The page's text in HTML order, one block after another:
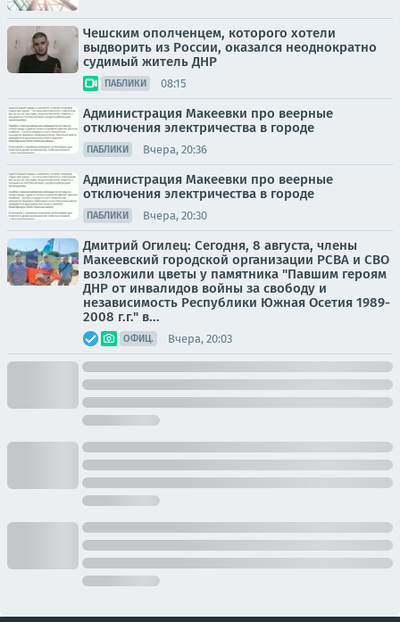
Чешским ополченцем, которого хотели
выдворить из России, оказался неоднократно
судимый житель ДНР
ПАБЛИКИ 08:15
Администрация Макеевки про веерные
отключения электричества в городе
ПАБЛИКИ Вчера, 20:36
Администрация Макеевки про веерные
отключения электричества в городе
ПАБЛИКИ Вчера, 20:30
Дмитрий Огилец: Сегодня, 8 августа, члены
Макеевский городской организации РСВА и СВО
возложили цветы у памятника "Павшим героям
ДНР от инвалидов войны за свободу и
независимость Республики Южная Осетия 1989-
2008 г.г." в...
ОФИЦ. Вчера, 20:03